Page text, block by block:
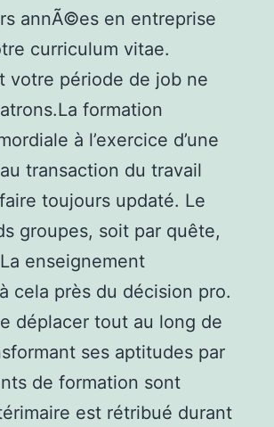
annÃ©es en entreprise
curriculum vitae.
votre période de job ne
formation
à l’exercice d’une
transaction du travail
toujours updaté. Le
groupes, soit par quête,
enseignement
cela près du décision pro.
déplacer tout au long de
ses aptitudes par
de formation sont
est rétribué durant